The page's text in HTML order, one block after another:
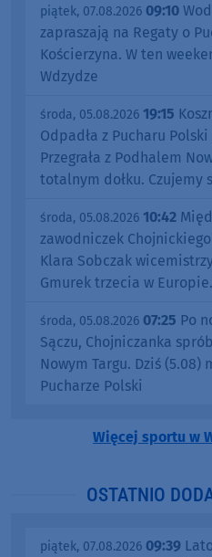
piątek, 07.08.2026 09:10
zapraszają na Regaty o
Kościerzyna. W ten
Wdzydze
środa, 05.08.2026 19:15
Odpadła z Pucharu
Przegrała z Podhalem
totalnym dołku. Czujemy
środa, 05.08.2026 10:42
zawodniczek
Klara Sobczak
Gmurek trzecia w
środa, 05.08.2026 07:25 Po
Sączu, Chojniczanka
Nowym Targu. Dziś (5.08)
Pucharze Polski
Więcej sportu w
OSTATNIO
piątek, 07.08.2026 09:39